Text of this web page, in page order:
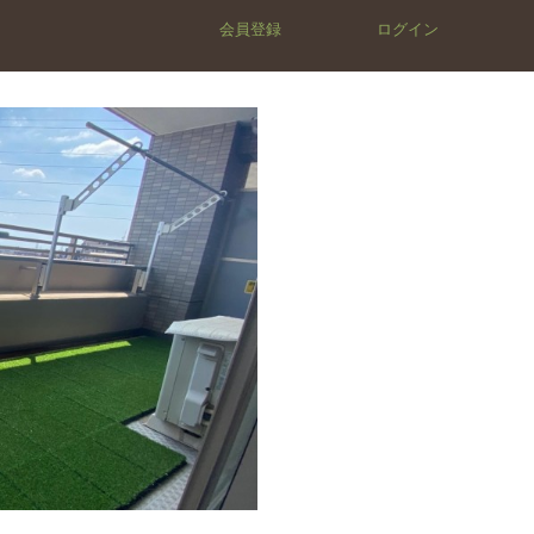
会員登録 ログイン